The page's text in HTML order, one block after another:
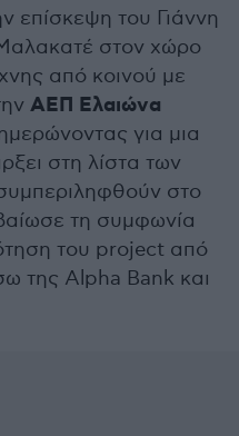
επίσκεψη του Γιάννη
στον χώρο
από κοινού με
ΑΕΠ Ελαιώνα
για μια
στη λίστα των
στο
τη συμφωνία
του project από
της Alpha Bank και